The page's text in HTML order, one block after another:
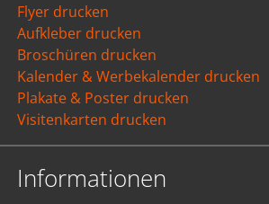
Flyer drucken
Aufkleber drucken
Broschüren drucken
Kalender & Werbekalender drucken
Plakate & Poster drucken
Visitenkarten drucken
Informationen